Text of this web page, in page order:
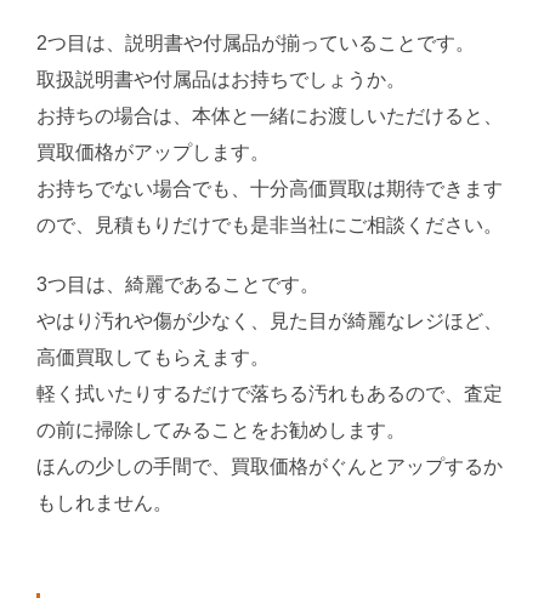
2つ目は、説明書や付属品が揃っていることです。
取扱説明書や付属品はお持ちでしょうか。
お持ちの場合は、本体と一緒にお渡しいただけると、
買取価格がアップします。
お持ちでない場合でも、十分高価買取は期待できます
ので、見積もりだけでも是非当社にご相談ください。
3つ目は、綺麗であることです。
やはり汚れや傷が少なく、見た目が綺麗なレジほど、
高価買取してもらえます。
軽く拭いたりするだけで落ちる汚れもあるので、査定
の前に掃除してみることをお勧めします。
ほんの少しの手間で、買取価格がぐんとアップするか
もしれません。